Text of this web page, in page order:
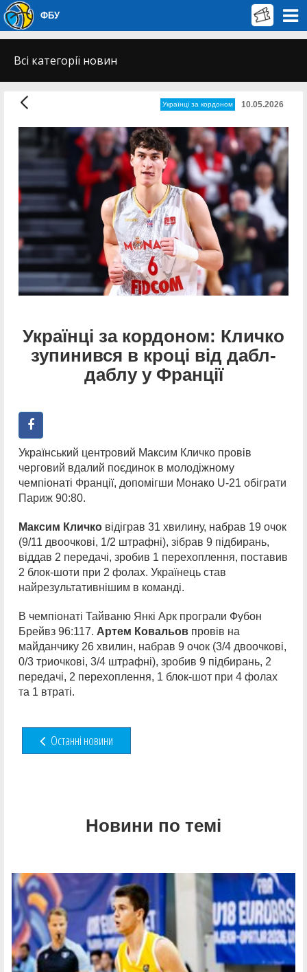
ФБУ
Всі категорії новин
Українці за кордоном 10.05.2026
Українці за кордоном: Кличко
зупинився в кроці від дабл-
даблу у Франції
Український центровий Максим Кличко провів
черговий вдалий поєдинок в молодіжному
чемпіонаті Франції, допомігши Монако U-21 обіграти
Париж 90:80.
Максим Кличко відіграв 31 хвилину, набрав 19 очок
(9/11 двоочкові, 1/2 штрафні), зібрав 9 підбирань,
віддав 2 передачі, зробив 1 перехоплення, поставив
2 блок-шоти при 2 фолах. Українець став
найрезультативнішим в команді.
В чемпіонаті Тайваню Янкі Арк програли Фубон
Брейвз 96:117. Артем Ковальов провів на
майданчику 26 хвилин, набрав 9 очок (3/4 двоочкові,
0/3 триочкові, 3/4 штрафні), зробив 9 підбирань, 2
передачі, 2 перехоплення, 1 блок-шот при 4 фолах
та 1 втраті.
Останні новини
Новини по темі